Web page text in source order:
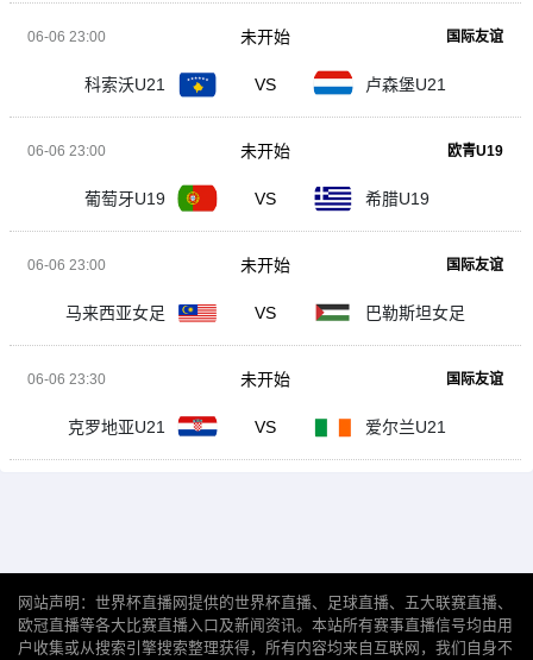
06-06 23:00 国际友谊
科索沃U21 VS 卢森堡U21
未开始
06-06 23:00 欧青U19
葡萄牙U19 VS 希腊U19
未开始
06-06 23:00 国际友谊
马来西亚女足 VS 巴勒斯坦女足
未开始
06-06 23:30 国际友谊
克罗地亚U21 VS 爱尔兰U21
未开始
网站声明：世界杯直播网提供的世界杯直播、足球直播、五大联赛直播、
欧冠直播等各大比赛直播入口及新闻资讯。本站所有赛事直播信号均由用
户收集或从搜索引擎搜索整理获得，所有内容均来自互联网，我们自身不